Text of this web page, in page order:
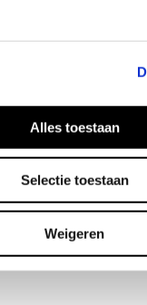
Alles toestaan
Selectie toestaan
Weigeren
Bold oorbellen
32EUR